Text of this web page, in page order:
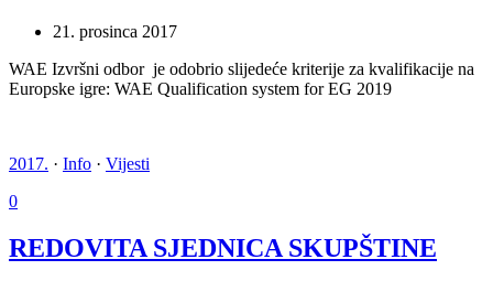
21. prosinca 2017
WAE Izvršni odbor je odobrio slijedeće kriterije za kvalifikacije na
Europske igre: WAE Qualification system for EG 2019
2017. · Info · Vijesti
0
REDOVITA SJEDNICA SKUPŠTINE